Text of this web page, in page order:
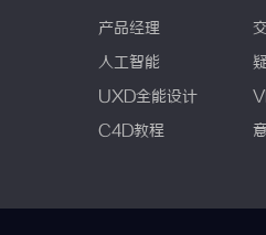
产品经理
人工智能
UXD全能设计
C4D教程